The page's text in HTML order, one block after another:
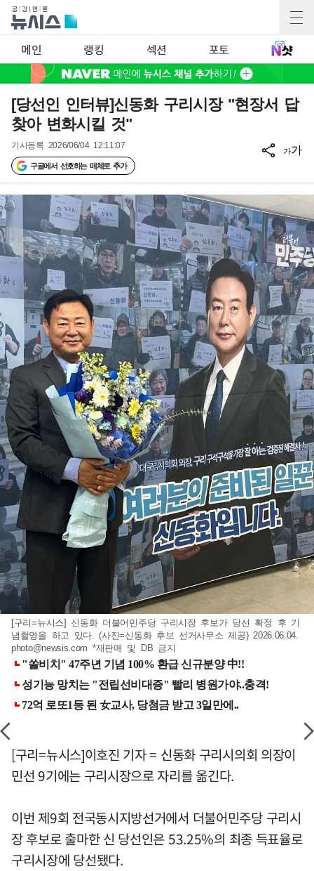
메인 랭킹 섹션 포토
[당선인 인터뷰]신동화 구리시장 "현장서 답
찾아 변화시킬 것"
기사등록 2026/06/04 12:11:07
구글에서 선호하는 매체로 추가
가가
[구리=뉴시스] 신동화 더불어민주당 구리시장 후보가 당선 확정 후 기
념촬영을 하고 있다. (사진=신동화 후보 선거사무소 제공) 2026.06.04.
photo@newsis.com *재판매 및 DB 금지
[구리=뉴시스]이호진 기자 = 신동화 구리시의회 의장이
민선 9기에는 구리시장으로 자리를 옮긴다.
이번 제9회 전국동시지방선거에서 더불어민주당 구리시
장 후보로 출마한 신 당선인은 53.25%의 최종 득표율로
구리시장에 당선됐다.